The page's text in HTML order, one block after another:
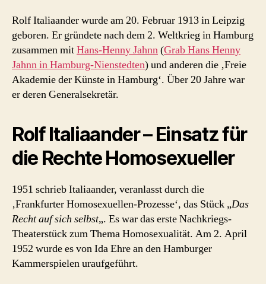
Rolf Italiaander wurde am 20. Februar 1913 in Leipzig
geboren. Er gründete nach dem 2. Weltkrieg in Hamburg
zusammen mitHans-Henny Jahnn(Grab Hans Henny
Jahnn in Hamburg-Nienstedten) und anderen die ‚Freie
Akademie der Künste in Hamburg‘. Über 20 Jahre war
er deren Generalsekretär.
Rolf Italiaander – Einsatz für
die Rechte Homosexueller
1951 schrieb Italiaander, veranlasst durch die
‚Frankfurter Homosexuellen-Prozesse‘, das Stück „Das
Recht auf sich selbst„. Es war das erste Nachkriegs-
Theaterstück zum Thema Homosexualität. Am 2. April
1952 wurde es von Ida Ehre an den Hamburger
Kammerspielen uraufgeführt.